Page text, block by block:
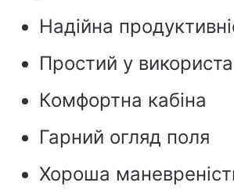
Надійна
Простий у
Комфортна кабіна
Гарний огляд поля
Хороша